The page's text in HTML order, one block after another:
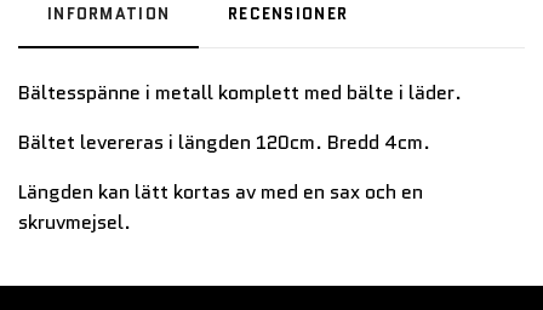
INFORMATION RECENSIONER
Bältesspänne i metall komplett med bälte i läder.
Bältet levereras i längden 120cm. Bredd 4cm.
Längden kan lätt kortas av med en sax och en
skruvmejsel.